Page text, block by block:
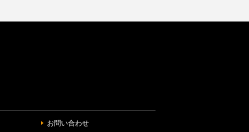
お問い合わせ